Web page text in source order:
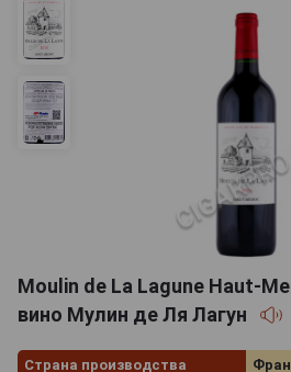
Moulin de La Lagune Haut-
вино Мулин де Ля Лагун
Страна производства